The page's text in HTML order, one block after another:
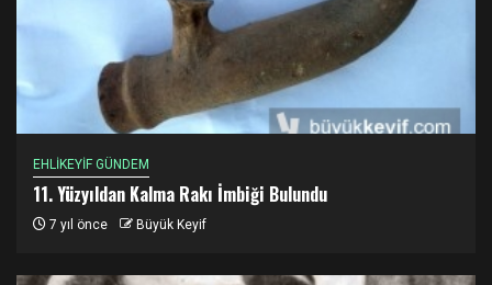
EHLİKEYİF GÜNDEM
11. Yüzyıldan Kalma Rakı İmbiği Bulundu
7 yıl önce Büyük Keyif